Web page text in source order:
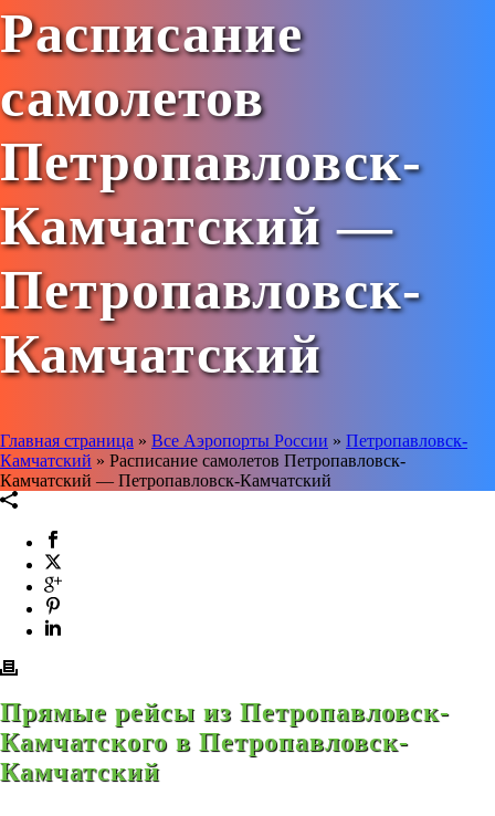
Расписание
самолетов
Петропавловск-
Камчатский —
Петропавловск-
Камчатский
Главная страница » Все Аэропорты России » Петропавловск-
Камчатский » Расписание самолетов Петропавловск-
Камчатский — Петропавловск-Камчатский
Прямые рейсы из Петропавловск-
Камчатского в Петропавловск-
Камчатский